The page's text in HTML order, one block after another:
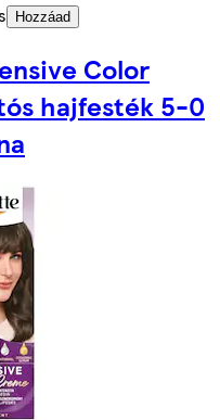
Hozzáad
Color
hajfesték 5-0